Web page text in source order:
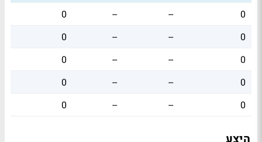
0
--
--
0
0
--
--
0
0
--
--
0
0
--
--
0
0
--
--
0